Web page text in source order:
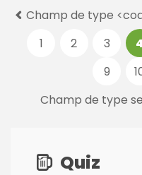
Champ de type
1
2 3
9
Champ de type
Quiz